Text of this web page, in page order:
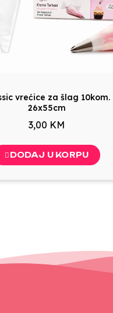
vrećice za šlag 10kom.
26x55cm
3,00 KM
DODAJ U KORPU